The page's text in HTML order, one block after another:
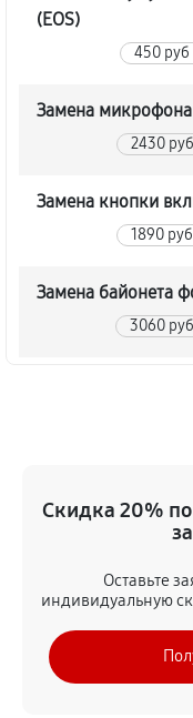
(EOS)
450 руб
Замена микрофона
2430 руб
Замена кнопки
1890 руб
Замена байонета
3060 руб
3510 руб
3420 руб
Замена
2970 руб
Скидка 20%
Оставьте
индивидуальную